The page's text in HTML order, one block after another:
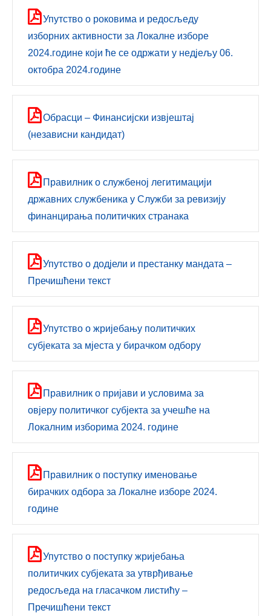
Упутство о роковима и редосљеду
изборних активности за Локалне изборе
2024.године који ће се одржати у недјељу 06.
октобра 2024.године
Обрасци – Финансијски извјештај
(независни кандидат)
Правилник о службеној легитимацији
државних службеника у Служби за ревизију
финанцирања политичких странака
Упутствo о додјели и престанку мандата –
Пречишћени текст
Упутствo о жријебању политичких
субјеката за мјеста у бирачком одбору
Правилник о пријави и условима за
овјеру политичког субјекта за учешће на
Локалним изборима 2024. године
Правилник о поступку именовање
бирачких одбора за Локалне изборе 2024.
године
Упутствo о поступку жријебања
политичких субјеката за утврђивање
редосљеда на гласачком листићу –
Пречишћени текст